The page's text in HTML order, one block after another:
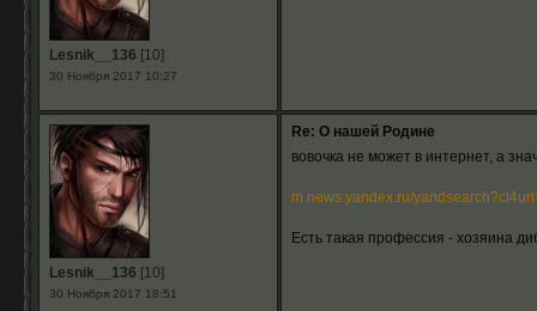
Lesnik__136 [10]
30 Ноября 2017 10:27
Lesnik__136 [10]
30 Ноября 2017 18:51
Re: О нашей Родине
вовочка не может в интернет, а
m.news.yandex.ru/
Есть такая профессия - хозяина